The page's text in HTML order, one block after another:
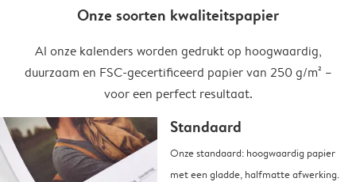
Onze soorten kwaliteitspapier
Al onze kalenders worden gedrukt op hoogwaardig,
duurzaam en FSC-gecertificeerd papier van 250 g/m² –
voor een perfect resultaat.
Standaard
Onze standaard: hoogwaardig papier
met een gladde, halfmatte afwerking.